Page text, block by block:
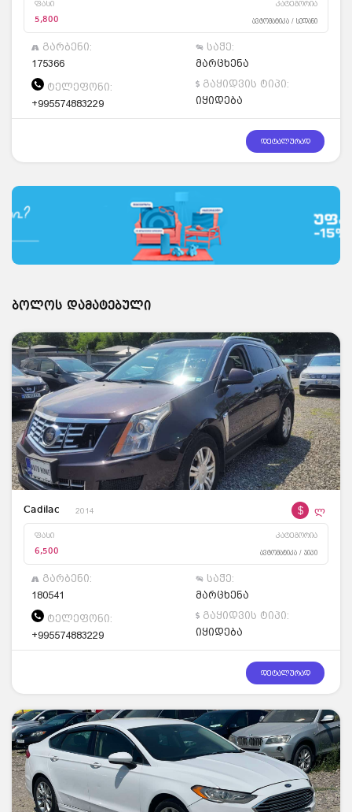
ფასი კატეგორია
5,800 ავტომატიკა / სედანი
გარბენი:
175366
საჭე:
მარცხენა
ტელეფონი:
+995574883229
გაყიდვის ტიპი:
იყიდება
დეტალურად
ბოლოს დამატებული
Cadilac 2014 $ ლ
ფასი კატეგორია
6,500 ავტომატიკა / ჯიპი
გარბენი:
180541
საჭე:
მარცხენა
ტელეფონი:
+995574883229
გაყიდვის ტიპი:
იყიდება
დეტალურად